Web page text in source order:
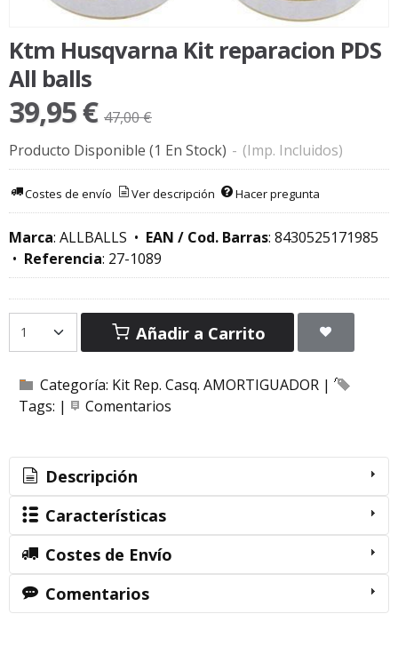
Ktm Husqvarna Kit reparacion PDS
All balls
39,95 € 47,00 €
Producto Disponible (1 En Stock) - (Imp. Incluidos)
Costes de envío Ver descripción Hacer pregunta
Marca: ALLBALLS • EAN / Cod. Barras: 8430525171985
• Referencia: 27-1089
Añadir a Carrito
Categoría: Kit Rep. Casq. AMORTIGUADOR |
Tags: | Comentarios
Descripción
Características
Costes de Envío
Comentarios